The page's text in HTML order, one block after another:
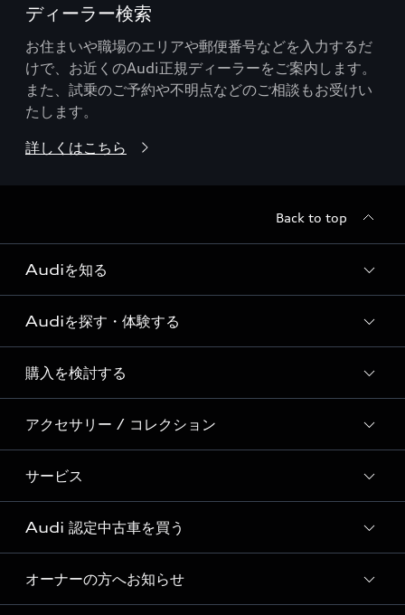
ディーラー検索
お住まいや職場のエリアや郵便番号などを入力するだ
けで、お近くのAudi正規ディーラーをご案内します。
また、試乗のご予約や不明点などのご相談もお受けい
たします。
詳しくはこちら
Back to top
Audiを知る
Audi ブランド
Story of Progress
Audi Sport
Formula 1®
デジタルサービス
Audiを探す・体験する
ディーラー検索
新車在庫検索
試乗車・展示車検索
見積り依頼
試乗予約
購入を検討する
モデル一覧
特別仕様モデル / 限定モデル
e-tronラインアップ
価格シミュレーション
車両比較
アクセサリー / コレクション
純正アクセサリー
オンラインショップ
Audi collection
アウディナビアプリ
サービス
サービス入庫予約
サービスプログラム
メンテナンス
Audi 認定中古車を買う
Audi認定中古車
オーナーの方へお知らせ